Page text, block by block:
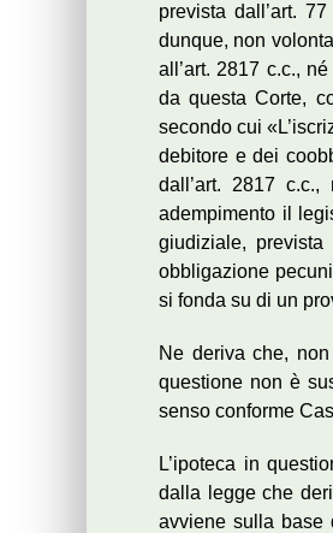
prevista dall’art.
dunque, non
all’art. 2817 c.c.,
da questa Corte,
secondo cui
debitore e dei
dall’art. 2817
adempimento il
giudiziale,
obbligazione
si fonda su di un
Ne deriva che,
questione non è
senso conforme
L’ipoteca in
dalla legge che
avviene sulla base